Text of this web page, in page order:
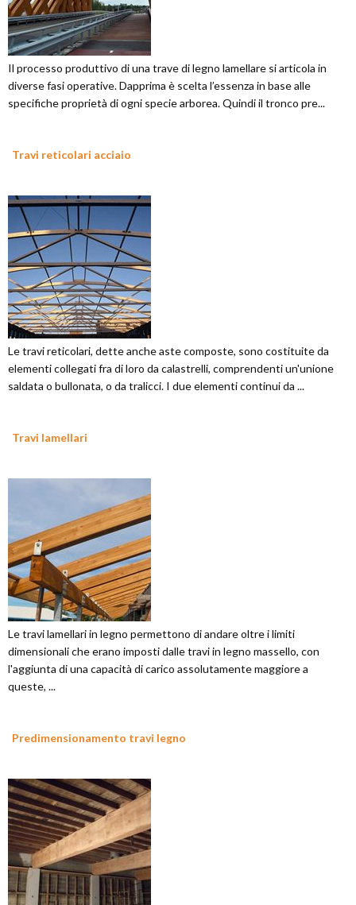
Il processo produttivo di una trave di legno lamellare si articola in
diverse fasi operative. Dapprima è scelta l’essenza in base alle
specifiche proprietà di ogni specie arborea. Quindi il tronco pre...
Travi reticolari acciaio
Le travi reticolari, dette anche aste composte, sono costituite da
elementi collegati fra di loro da calastrelli, comprendenti un'unione
saldata o bullonata, o da tralicci. I due elementi continui da ...
Travi lamellari
Le travi lamellari in legno permettono di andare oltre i limiti
dimensionali che erano imposti dalle travi in legno massello, con
l'aggiunta di una capacità di carico assolutamente maggiore a
queste, ...
Predimensionamento travi legno